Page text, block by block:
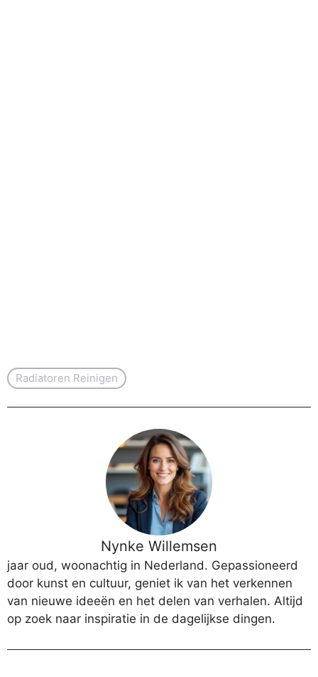
Radiatoren Reinigen
Nynke Willemsen
jaar oud, woonachtig in Nederland. Gepassioneerd
door kunst en cultuur, geniet ik van het verkennen
van nieuwe ideeën en het delen van verhalen. Altijd
op zoek naar inspiratie in de dagelijkse dingen.